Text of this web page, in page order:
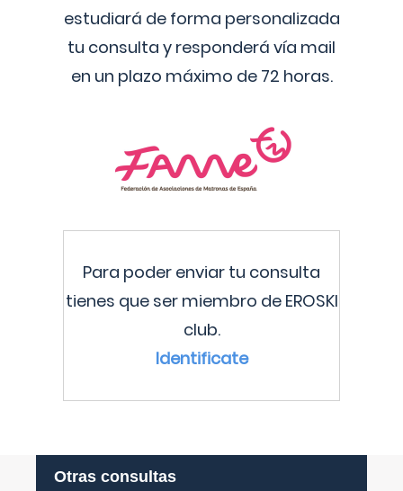
estudiará de forma personalizada
tu consulta y responderá vía mail
en un plazo máximo de 72 horas.
Para poder enviar tu consulta
tienes que ser miembro de EROSKI
club.
Identificate
Otras consultas